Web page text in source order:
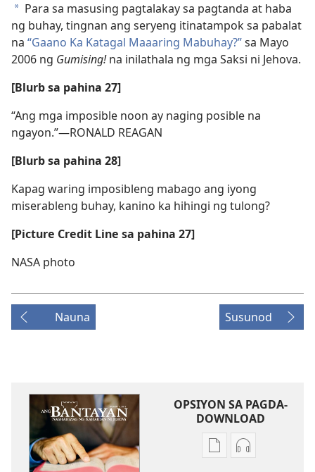
a Para sa masusing pagtalakay sa pagtanda at haba
ng buhay, tingnan ang seryeng itinatampok sa pabalat
na “Gaano Ka Katagal Maaaring Mabuhay?”sa Mayo
2006 ng Gumising!na inilathala ng mga Saksi ni Jehova.
[Blurb sa pahina 27]
“Ang mga imposible noon ay naging posible na
ngayon.”​—RONALD REAGAN
[Blurb sa pahina 28]
Kapag waring imposibleng mabago ang iyong
miserableng buhay, kanino ka hihingi ng tulong?
[Picture Credit Line sa pahina 27]
NASA photo
Nauna Susunod
OPSIYON SA PAGDA-
DOWNLOAD
OpsiyonOpsiyon